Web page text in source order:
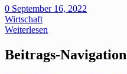
0 September 16, 2022
Wirtschaft
Weiterlesen
Beitrags-Navigation